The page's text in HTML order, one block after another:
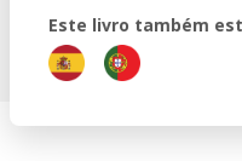
Este livro também